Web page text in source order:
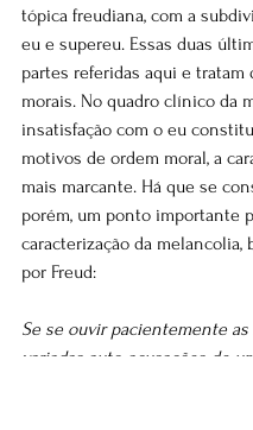
tópica freudiana, com a
eu e supereu. Essas duas
partes referidas aqui e tratam
morais. No quadro clínico da
insatisfação com o eu
motivos de ordem moral, a
mais marcante. Há que se
porém, um ponto importante
caracterização da melancolia,
por Freud:
Se se ouvir pacientemente
variadas auto-acusações de